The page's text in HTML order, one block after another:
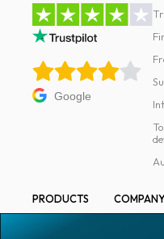
Google
PRODUCTS